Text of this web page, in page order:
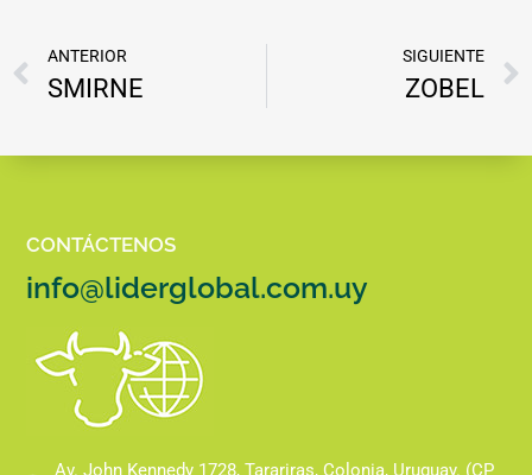
ANTERIOR
SMIRNE
SIGUIENTE
ZOBEL
CONTÁCTENOS
info@liderglobal.com.uy
Av. John Kennedy 1728, Tarariras, Colonia, Uruguay. (CP